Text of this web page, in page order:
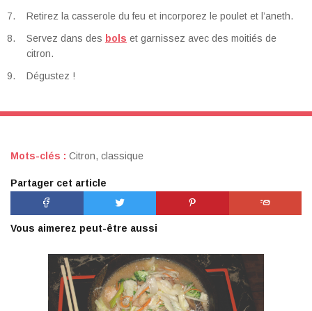
Retirez la casserole du feu et incorporez le poulet et l’aneth.
Servez dans des bols et garnissez avec des moitiés de
citron.
Dégustez !
Mots-clés : Citron, classique
Partager cet article
Vous aimerez peut-être aussi